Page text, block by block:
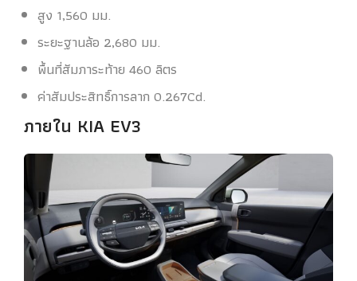
สูง 1,560 มม.
ระยะฐานล้อ 2,680 มม.
พื้นที่สัมภาระท้าย 460 ลิตร
ค่าสัมประสิทธิ์การลาก 0.267Cd.
ภายใน KIA EV3